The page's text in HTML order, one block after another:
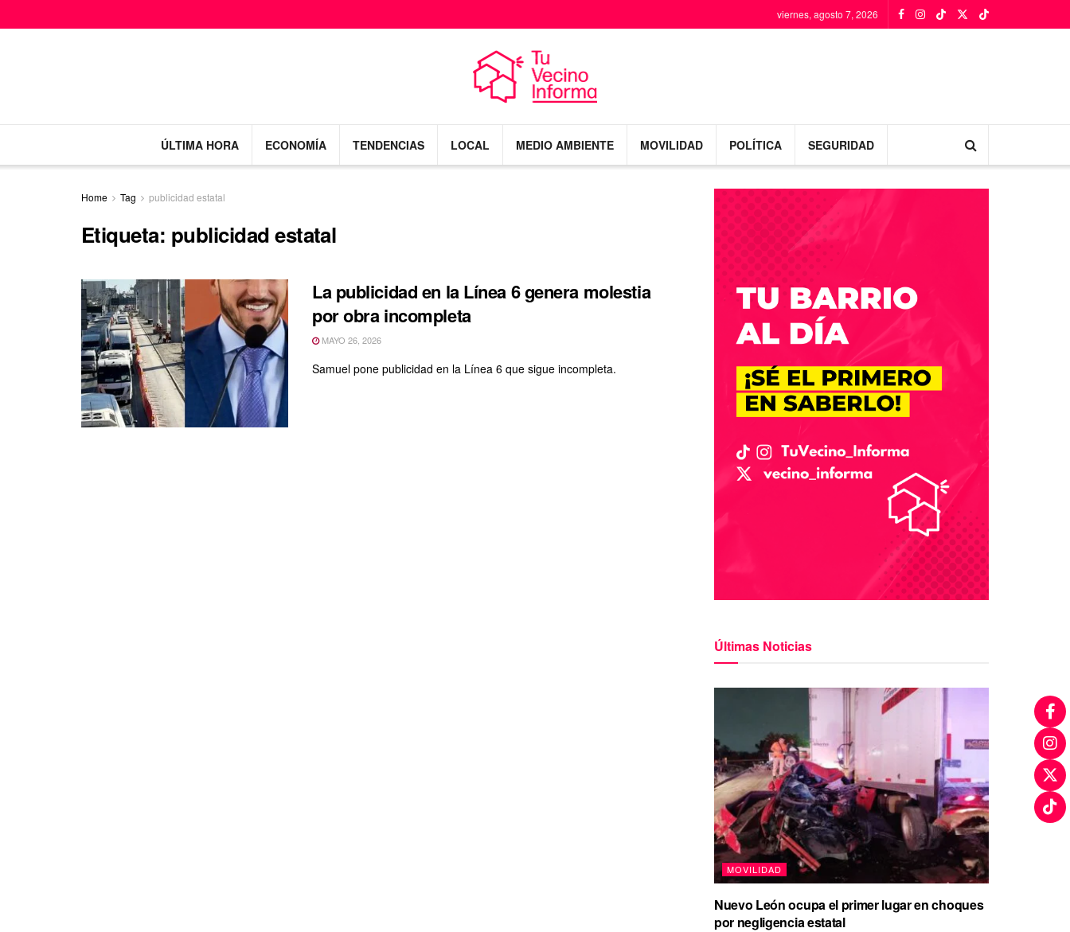
viernes, agosto 7, 2026
ÚLTIMA HORA ECONOMÍA TENDENCIAS LOCAL MEDIO AMBIENTE MOVILIDAD POLÍTICA SEGURIDAD
Home Tag publicidad estatal
Etiqueta: publicidad estatal
La publicidad en la Línea 6 genera molestia
por obra incompleta
MAYO 26, 2026
Samuel pone publicidad en la Línea 6 que sigue incompleta.
Últimas Noticias
MOVILIDAD
Nuevo León ocupa el primer lugar en choques
por negligencia estatal